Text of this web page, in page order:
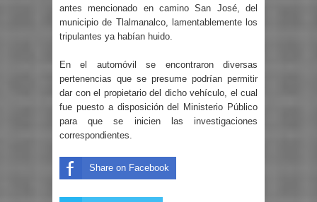
antes mencionado en camino San José, del
municipio de Tlalmanalco, lamentablemente los
tripulantes ya habían huido.
En el automóvil se encontraron diversas
pertenencias que se presume podrían permitir
dar con el propietario del dicho vehículo, el cual
fue puesto a disposición del Ministerio Público
para que se inicien las investigaciones
correspondientes.
Share on Facebook